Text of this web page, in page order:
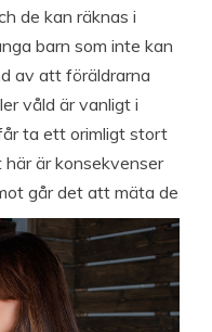
de kan räknas i
barn som inte kan
av att föräldrarna
våld är vanligt i
ta ett orimligt stort
är konsekvenser
går det att mäta de